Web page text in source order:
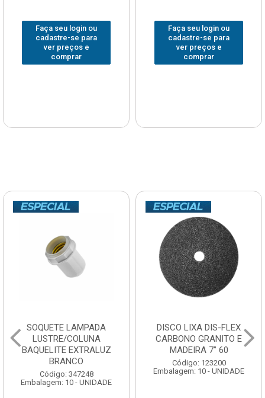
Faça seu login ou
cadastre-se para
ver preços e
comprar
Faça seu login ou
cadastre-se para
ver preços e
comprar
SOQUETE LAMPADA
LUSTRE/COLUNA
BAQUELITE EXTRALUZ
BRANCO
Código: 347248
Embalagem: 10 - UNIDADE
DISCO LIXA DIS-FLEX
CARBONO GRANITO E
MADEIRA 7” 60
Código: 123200
Embalagem: 10 - UNIDADE